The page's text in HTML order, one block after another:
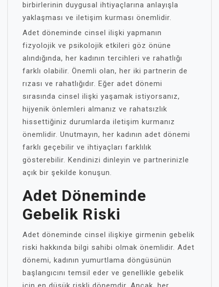
birbirlerinin duygusal ihtiyaçlarına anlayışla
yaklaşması ve iletişim kurması önemlidir.
Adet döneminde cinsel ilişki yapmanın
fizyolojik ve psikolojik etkileri göz önüne
alındığında, her kadının tercihleri ve rahatlığı
farklı olabilir. Önemli olan, her iki partnerin de
rızası ve rahatlığıdır. Eğer adet dönemi
sırasında cinsel ilişki yaşamak istiyorsanız,
hijyenik önlemleri almanız ve rahatsızlık
hissettiğiniz durumlarda iletişim kurmanız
önemlidir. Unutmayın, her kadının adet dönemi
farklı geçebilir ve ihtiyaçları farklılık
gösterebilir. Kendinizi dinleyin ve partnerinizle
açık bir şekilde konuşun.
Adet Döneminde
Gebelik Riski
Adet döneminde cinsel ilişkiye girmenin gebelik
riski hakkında bilgi sahibi olmak önemlidir. Adet
dönemi, kadının yumurtlama döngüsünün
başlangıcını temsil eder ve genellikle gebelik